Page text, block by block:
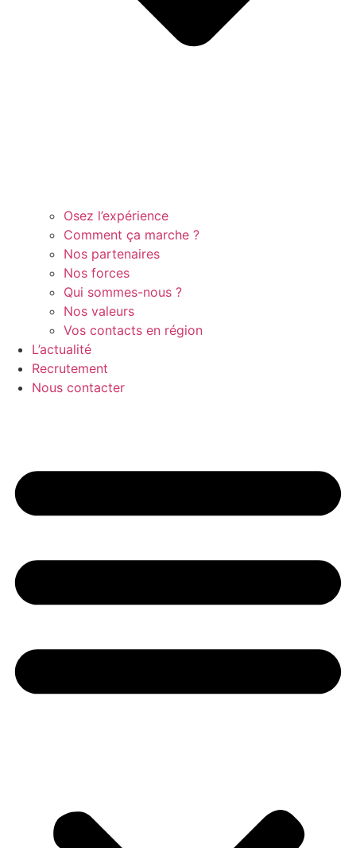
Osez l’expérience
Comment ça marche ?
Nos partenaires
Nos forces
Qui sommes-nous ?
Nos valeurs
Vos contacts en région
L’actualité
Recrutement
Nous contacter